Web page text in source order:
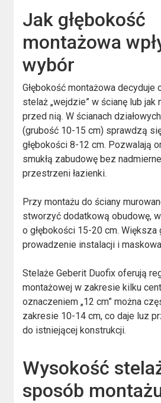
Jak głębokość
montażowa
wybór
Głębokość montażowa decyduje
stelaż „wejdzie” w ścianę lub jak
przed nią. W ścianach
(grubość 10-15 cm) sprawdzą
głębokości 8-12 cm. Pozwalają
smukłą zabudowę bez
przestrzeni łazienki.
Przy montażu do ściany
stworzyć dodatkową obudowę,
o głębokości 15-20 cm. Większa
prowadzenie instalacji i
Stelaże Geberit Duofix oferują
montażowej w zakresie kilku
oznaczeniem „12 cm” można
zakresie 10-14 cm, co daje luz
do istniejącej konstrukcji.
Wysokość
sposób